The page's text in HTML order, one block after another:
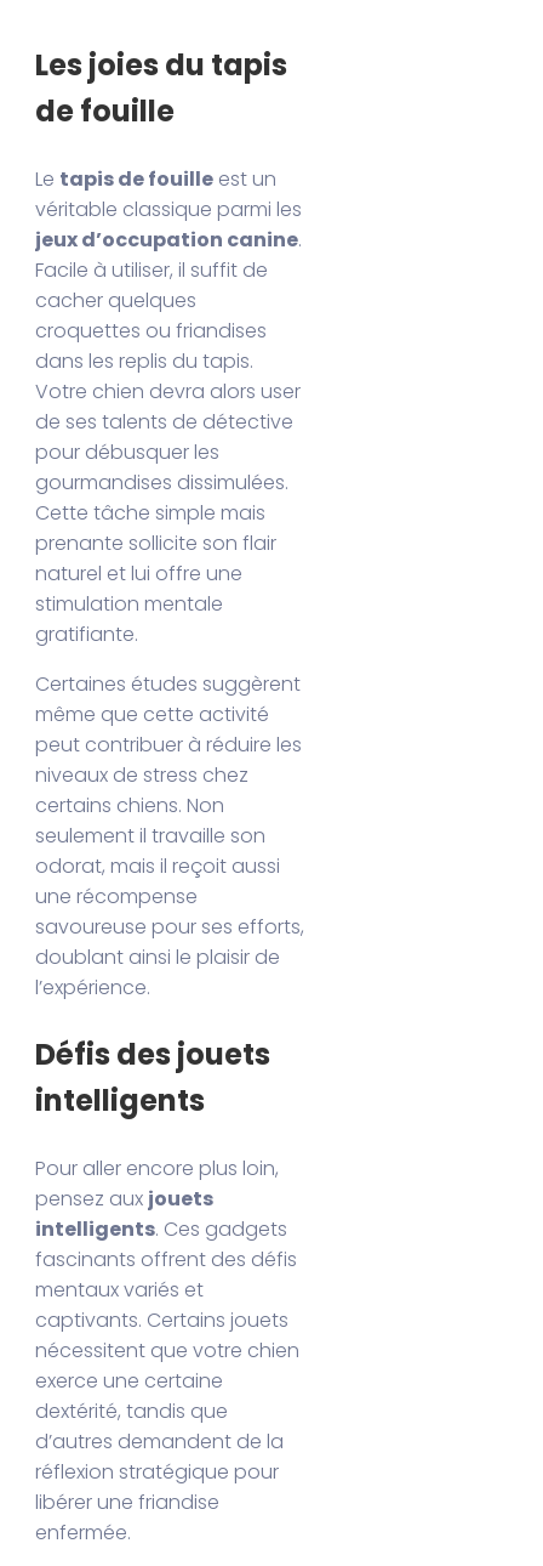
Les joies du tapis
de fouille
Le tapis de fouille est un
véritable classique parmi les
jeux d’occupation canine.
Facile à utiliser, il suffit de
cacher quelques
croquettes ou friandises
dans les replis du tapis.
Votre chien devra alors user
de ses talents de détective
pour débusquer les
gourmandises dissimulées.
Cette tâche simple mais
prenante sollicite son flair
naturel et lui offre une
stimulation mentale
gratifiante.
Certaines études suggèrent
même que cette activité
peut contribuer à réduire les
niveaux de stress chez
certains chiens. Non
seulement il travaille son
odorat, mais il reçoit aussi
une récompense
savoureuse pour ses efforts,
doublant ainsi le plaisir de
l’expérience.
Défis des jouets
intelligents
Pour aller encore plus loin,
pensez aux jouets
intelligents. Ces gadgets
fascinants offrent des défis
mentaux variés et
captivants. Certains jouets
nécessitent que votre chien
exerce une certaine
dextérité, tandis que
d’autres demandent de la
réflexion stratégique pour
libérer une friandise
enfermée.